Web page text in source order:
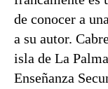
de conocer a
a su autor.
isla de La
Enseñanza